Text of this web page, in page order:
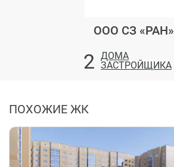
ООО СЗ «РАН»
2 ДОМА
ЗАСТРОЙЩИКА
ПОХОЖИЕ ЖК